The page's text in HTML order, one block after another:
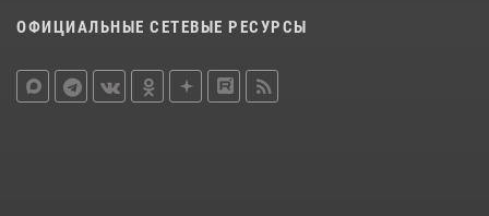
ОФИЦИАЛЬНЫЕ СЕТЕВЫЕ РЕСУРСЫ